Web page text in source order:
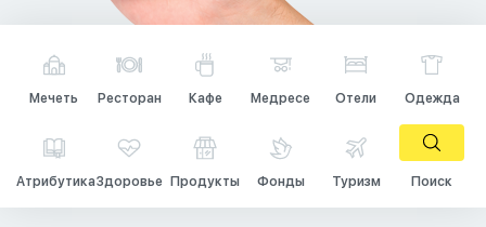
Мечеть Ресторан Кафе Медресе Отели Одежда
АтрибутикаЗдоровье Продукты Фонды Туризм Поиск